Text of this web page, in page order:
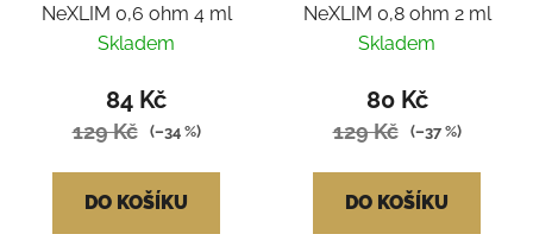
NeXLIM 0,6 ohm 4 ml
Skladem
84 Kč
129 Kč (–34 %)
DO KOŠÍKU
NeXLIM 0,8 ohm 2 ml
Skladem
80 Kč
129 Kč (–37 %)
DO KOŠÍKU